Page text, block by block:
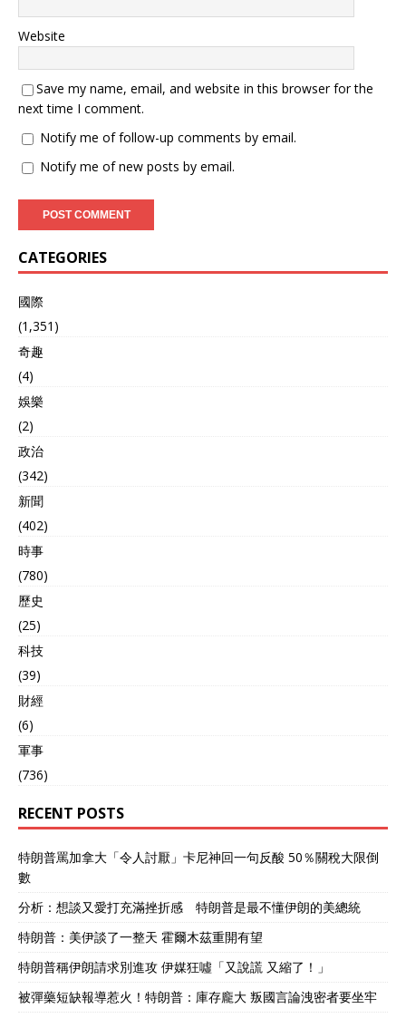
际交通和经济运作带来了不
小冲击。 机场管理局随后发
重性，指出这是 首次有导弹
直接击中距离以色列主要机
场如此接近的位置。 可以看
出胡塞武装这枚导弹给以色
国内外重新评估该地区的安
此次胡塞武装的袭击充分体
现了导弹技术和战略部署上
方冲入不断，但都是有来有
胡塞武装近期对以色列的反
发动的空袭并未迫使胡塞方
面退让或妥协，反而刺激了
其采取更为猛烈的报复行
动。 如果这种高强度的对抗
态势继续升级，以色列恐怕
将面临更为沉重、甚至难以
预估的打击。 第二件大事
以色列这边正在面临袭击，
加沙的命运也走上投票现
场。 联合国安理会在28日召
勒斯坦局势进行讨论。 加沙
的局势目前正在恶化，冲突
造成的平民死亡数字不断攀
升，疗、粮食和清洁饮水等
基本资源极度紧缺。 为了阻
止悲剧继续上演，要求立
即、无条件、永久停火，释
放所有被扣押人员，解除对
加沙的人道援助通道封锁，
确保药品、粮食和饮用水能
却让许多人感到遗憾。15个
成员国中有14个投下了赞成
票，美国在最关键时刻投下
了关键的否决票，使这份原
本几乎全票通过的决议功亏
一篑。 消息一出，国际舆论
组织以及人道救援机构接连
表达失望与不满，认为否决
这一决议无异于拖延了拯救
生命的机会。 中国常驻联合
国代表在会后直言“深感失
望”。他指出，这份草案并非
复杂的政治博弈，而是回应
了“在死亡与绝望中挣扎的加
沙民众最迫切的呼声”，也是
Website
Save my name, email, and website in this browser for the
next time I comment.
Notify me of follow-up comments by email.
Notify me of new posts by email.
CATEGORIES
國際
(1,351)
奇趣
(4)
娛樂
(2)
政治
(342)
新聞
(402)
時事
(780)
歷史
(25)
科技
(39)
財經
(6)
軍事
(736)
RECENT POSTS
特朗普罵加拿大「令人討厭」卡尼神回一句反酸 50％關稅大限倒
數
分析：想談又愛打充滿挫折感 特朗普是最不懂伊朗的美總統
特朗普：美伊談了一整天 霍爾木茲重開有望
特朗普稱伊朗請求別進攻 伊媒狂噓「又說謊 又縮了！」
被彈藥短缺報導惹火！特朗普：庫存龐大 叛國言論洩密者要坐牢